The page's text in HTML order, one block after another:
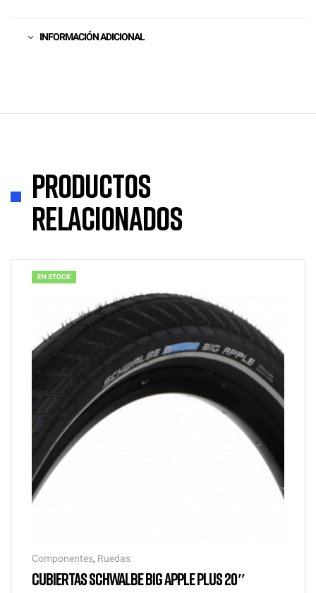
INFORMACIÓN ADICIONAL
Productos
relacionados
EN STOCK
Componentes, Ruedas
CUBIERTAS SCHWALBE BIG APPLE PLUS 20″